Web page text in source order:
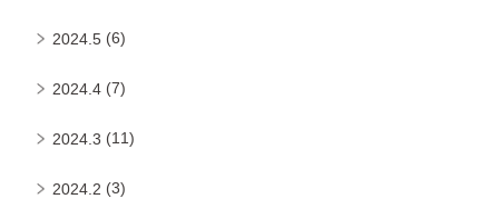
2024.5 (6)
2024.4 (7)
2024.3 (11)
2024.2 (3)